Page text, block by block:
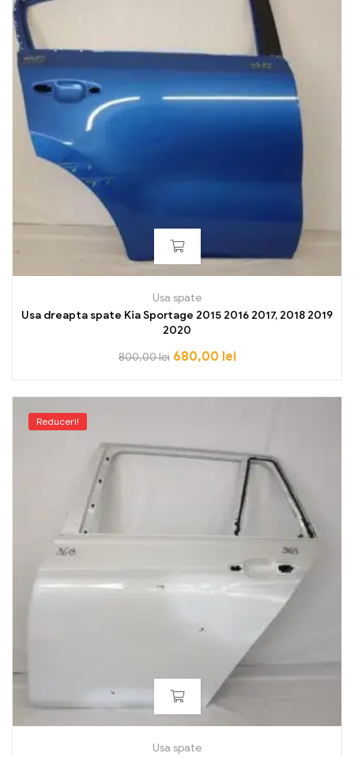
Usa spate
Usa dreapta spate Kia Sportage 2015 2016 2017, 2018 2019
2020
800,00lei 680,00 lei
Reduceri!
Usa spate